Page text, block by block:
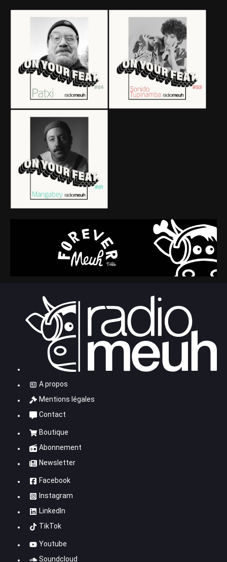
A propos
Mentions légales
Contact
Boutique
Abonnement
Newsletter
Facebook
Instagram
LinkedIn
TikTok
Youtube
Soundcloud